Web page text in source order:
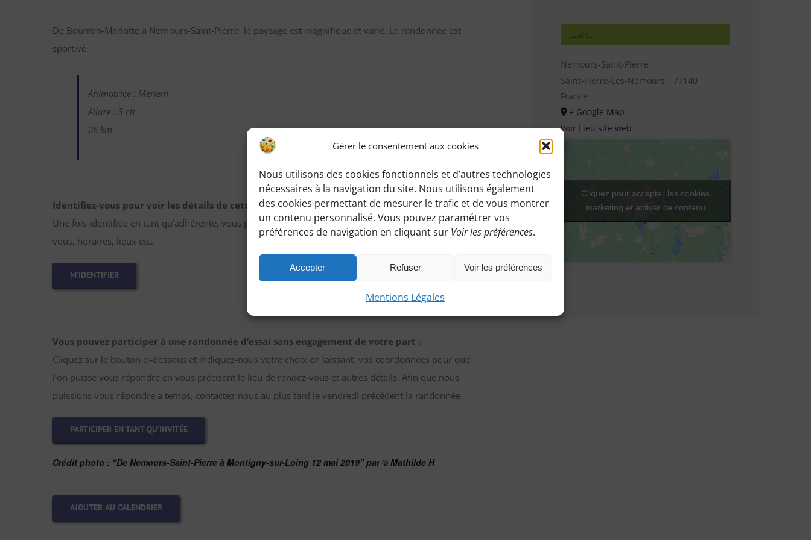
Gérer le consentement aux cookies
Nous utilisons des cookies fonctionnels et d’autres technologies
nécessaires à la navigation du site. Nous utilisons également
des cookies permettant de mesurer le trafic et de vous montrer
un contenu personnalisé. Vous pouvez paramétrer vos
préférences de navigation en cliquant sur Voir les préférences.
Accepter Refuser Voir les préférences
Mentions Légales
De Bourron-Marlotte à Nemours-Saint-Pierre le paysage est magnifique et varié. La randonnée est
sportive.
Animatrice : Meriem
Allure : 3 ch
26 km
Identifiez-vous pour voir les détails de cette randonnée:
Une fois identifiée en tant qu’adhérente, vous pourrez accéder ici à toutes les informations de rendez-
vous, horaires, lieux etc.
M’IDENTIFIER
Vous pouvez participer à une randonnée d’essai sans engagement de votre part :
Cliquez sur le bouton ci-dessous et indiquez-nous votre choix en laissant vos coordonnées pour que
l’on puisse vous répondre en vous précisant le lieu de rendez-vous et autres détails. Afin que nous
puissions vous répondre a temps, contactez-nous au plus tard le vendredi précédent la randonnée.
PARTICIPER EN TANT QU’INVITÉE
Crédit photo : “De Nemours-Saint-Pierre à Montigny-sur-Loing 12 mai 2019” par © Mathilde H
AJOUTER AU CALENDRIER
Lieu
Nemours-Saint-Pierre
Saint-Pierre-Les-Némours,
77140
France
+ Google Map
Voir Lieu site web
Cliquez pour accepter les cookies
marketing et activer ce contenu